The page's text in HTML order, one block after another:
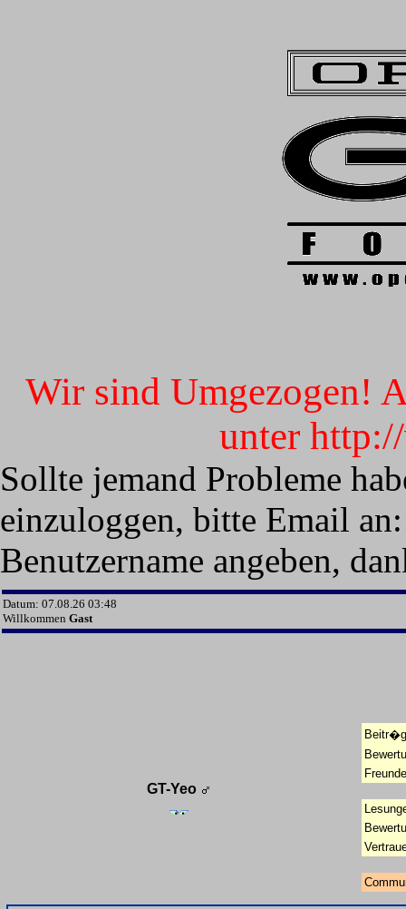
Wir sind Umgezogen!
unter
Sollte jemand Probleme
einzuloggen, bitte Email
Benutzername angeben,
Datum: 07.08.26 03:48
Willkommen Gast
GT-Yeo